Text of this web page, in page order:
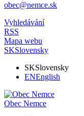
obec@nemce.sk
Vyhledávání
RSS
Mapa webu
SKSlovensky
SKSlovensky
ENEnglish
Obec Nemce